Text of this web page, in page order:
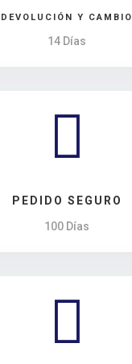
DEVOLUCIÓN Y CAMBIO
14 Días

PEDIDO SEGURO
100 Días
